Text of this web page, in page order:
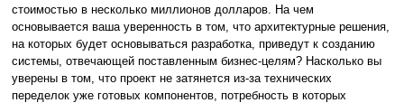
стоимостью в несколько миллионов долларов. На чем
основывается ваша уверенность в том, что архитектурные решения,
на которых будет основываться разработка, приведут к созданию
системы, отвечающей поставленным бизнес-целям? Насколько вы
уверены в том, что проект не затянется из-за технических
переделок уже готовых компонентов, потребность в которых